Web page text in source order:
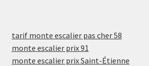
tarif monte escalier pas cher 58
monte escalier prix 91
monte escalier prix Saint-Étienne